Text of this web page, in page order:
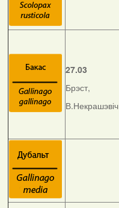
27.03
Брэст,
В.Некрашэвіч